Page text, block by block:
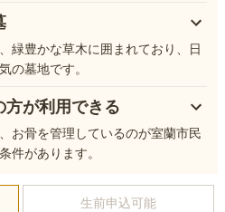
緑豊かな草木に囲まれており、日
の墓地です。
方が利用できる
お骨を管理しているのが室蘭市民
件があります。
生前申込可能